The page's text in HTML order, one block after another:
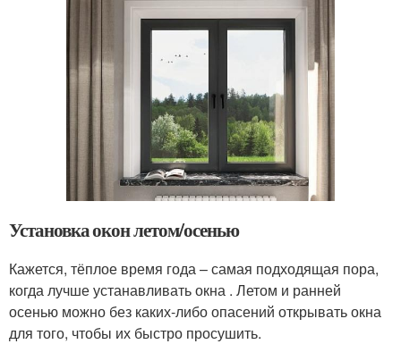
Установка окон летом/осенью
Кажется, тёплое время года – самая подходящая пора,
когда лучше устанавливать окна . Летом и ранней
осенью можно без каких-либо опасений открывать окна
для того, чтобы их быстро просушить.